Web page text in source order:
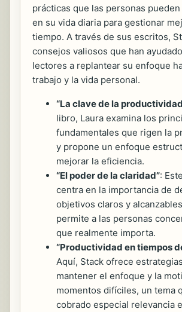
prácticas que las personas
en su vida diaria para gestionar
tiempo. A través de sus escritos,
consejos valiosos que han
lectores a replantear su enfoque
trabajo y la vida personal.
“La clave de la
libro, Laura examina los
fundamentales que rigen la
y propone un enfoque
mejorar la eficiencia.
“El poder de la claridad”:
centra en la importancia de
objetivos claros y
permite a las personas
que realmente importa.
“Productividad en tiempos
Aquí, Stack ofrece
mantener el enfoque y la
momentos difíciles, un tema
cobrado especial relevancia